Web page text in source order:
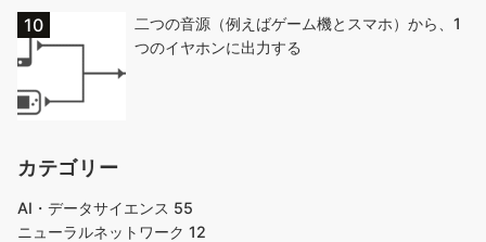
二つの音源（例えばゲーム機とスマホ）から、1
つのイヤホンに出力する
カテゴリー
AI・データサイエンス 55
ニューラルネットワーク 12